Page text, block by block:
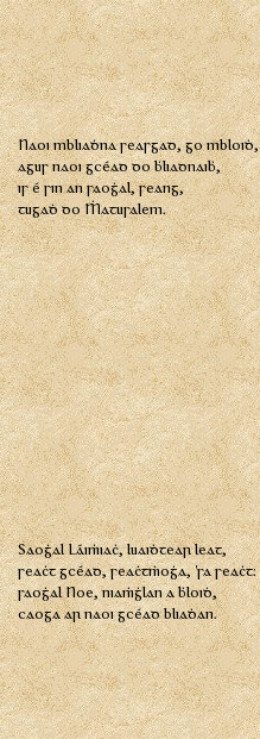
Naoi mbliaḋna seasgad, go mbloiḋ,
agus naoi gcéad do ḃliadnaiḃ,
is é sin an saoġal, seang,
tugaḋ do Ṁatusalem.
Saoġal Láiṁiaċ, luaiḋtear leat,
seaċt gcéad, seaċtṁoġa, 'sa seaċt:
saoġal Noe, niaṁġlan a ḃloiḋ,
caoga ar naoi gcéad bliaḋan.